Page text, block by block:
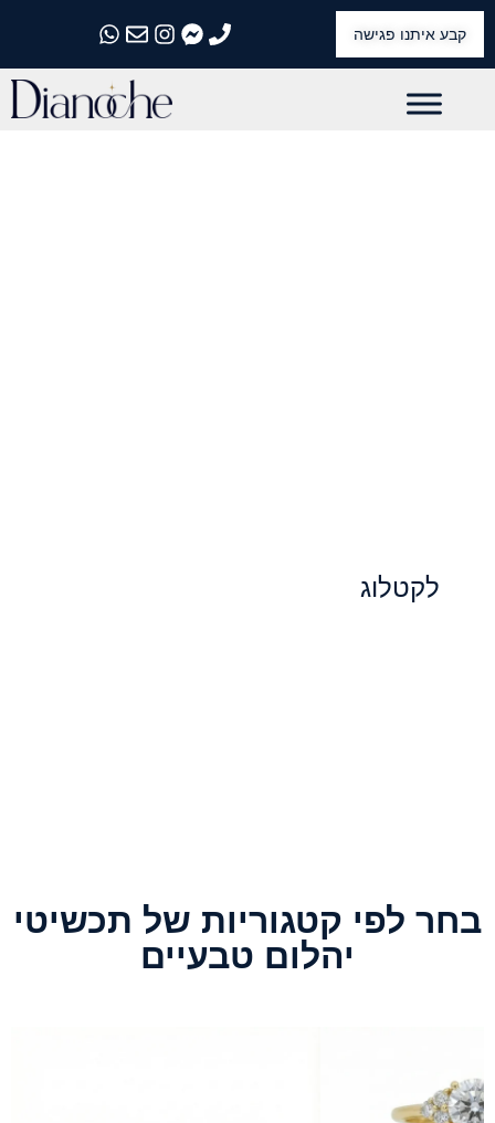
קבע איתנו פגישה
התקשרו אלינו
התקשרו אלינו
התקשרו אלינו
התקשרו אלינו
התקשרו אלינו
לקטלוג
בחר לפי קטגוריות של תכשיטי
יהלום טבעיים